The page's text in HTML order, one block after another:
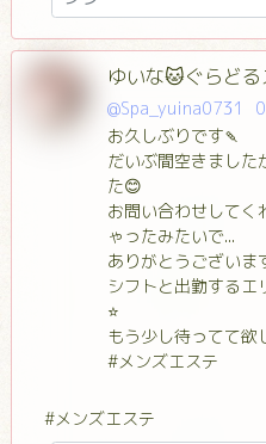
ゆいな🐱ぐらどる
@Spa_yuina0731
お久しぶりです🍡
だいぶ間空きました
た😊
お問い合わせしてく
ゃったみたいで...
ありがとうございま
シフトと出勤するエ
⭐️
もう少し待ってて欲
#メンズエステ
#メンズエステ